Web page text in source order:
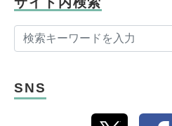
検索
SNS